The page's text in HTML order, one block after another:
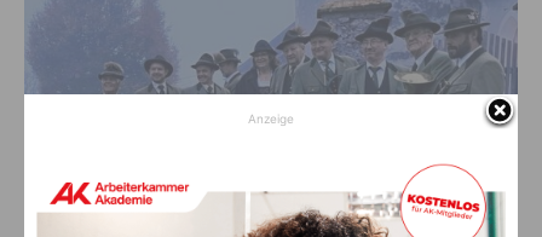
Anzeige